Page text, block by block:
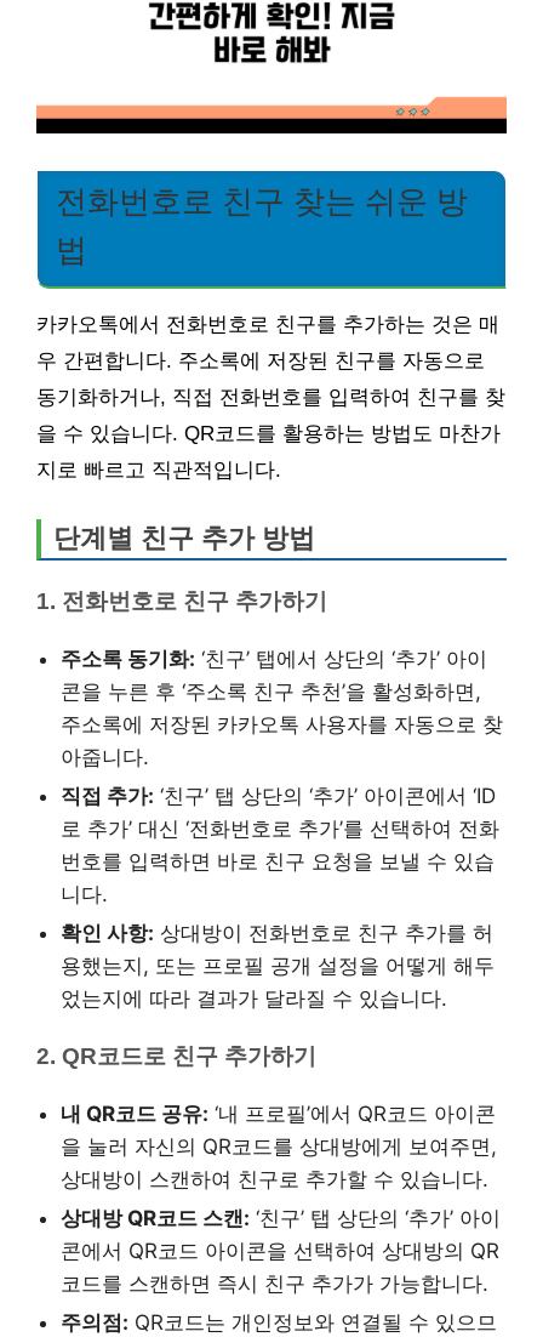
전화번호로 친구 찾는 쉬운 방
법
카카오톡에서 전화번호로 친구를 추가하는 것은 매
우 간편합니다. 주소록에 저장된 친구를 자동으로
동기화하거나, 직접 전화번호를 입력하여 친구를 찾
을 수 있습니다. QR코드를 활용하는 방법도 마찬가
지로 빠르고 직관적입니다.
단계별 친구 추가 방법
1. 전화번호로 친구 추가하기
주소록 동기화: ‘친구’ 탭에서 상단의 ‘추가’ 아이
콘을 누른 후 ‘주소록 친구 추천’을 활성화하면,
주소록에 저장된 카카오톡 사용자를 자동으로 찾
아줍니다.
직접 추가: ‘친구’ 탭 상단의 ‘추가’ 아이콘에서 ‘ID
로 추가’ 대신 ‘전화번호로 추가’를 선택하여 전화
번호를 입력하면 바로 친구 요청을 보낼 수 있습
니다.
확인 사항: 상대방이 전화번호로 친구 추가를 허
용했는지, 또는 프로필 공개 설정을 어떻게 해두
었는지에 따라 결과가 달라질 수 있습니다.
2. QR코드로 친구 추가하기
내 QR코드 공유: ‘내 프로필’에서 QR코드 아이콘
을 눌러 자신의 QR코드를 상대방에게 보여주면,
상대방이 스캔하여 친구로 추가할 수 있습니다.
상대방 QR코드 스캔: ‘친구’ 탭 상단의 ‘추가’ 아이
콘에서 QR코드 아이콘을 선택하여 상대방의 QR
코드를 스캔하면 즉시 친구 추가가 가능합니다.
주의점: QR코드는 개인정보와 연결될 수 있으므